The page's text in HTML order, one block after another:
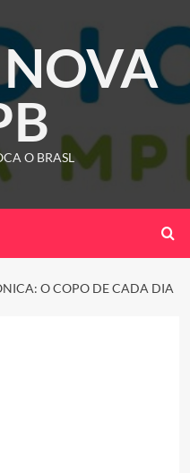
O BRASL
O COPO DE CADA DIA